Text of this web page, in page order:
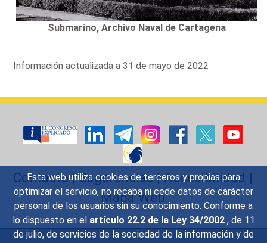
Esta web utiliza cookies de terceros y propias para
optimizar el servicio, no recaba ni cede datos de carácter
personal de los usuarios sin su conocimiento. Conforme a
lo dispuesto en el artículo 22.2 de la Ley 34/2002 , de 11
de julio, de servicios de la sociedad de la información y de
Submarino, Archivo Naval de Cartagena
Información actualizada a 31 de mayo de 2022
Contacto|Sugerencias|Accesibilidad |
Mapa Web